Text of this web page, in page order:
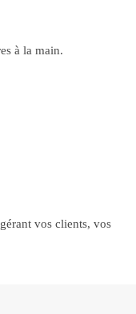
à la main.
vos clients, vos